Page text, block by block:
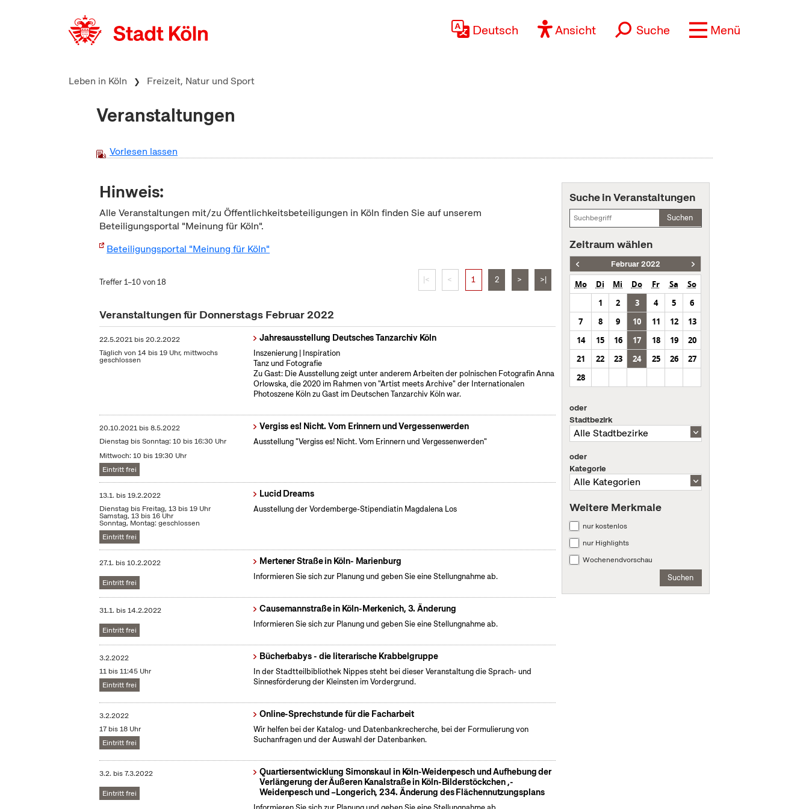
Deutsch Ansicht Suche Menü
Leben in Köln Freizeit, Natur und Sport
Veranstaltungen
Vorlesen lassen
Hinweis:
Alle Veranstaltungen mit/zu Öffentlichkeitsbeteiligungen in Köln finden Sie auf unserem
Beteiligungsportal "Meinung für Köln".
Beteiligungsportal "Meinung für Köln"
Treffer 1–10 von 18 |< < 1 2 > >|
Veranstaltungen für Donnerstags Februar 2022
22.5.2021 bis20.2.2022
Täglich von 14 bis 19 Uhr, mittwochs
geschlossen
Jahresausstellung Deutsches Tanzarchiv Köln
Inszenierung | Inspiration
Tanz und Fotografie
Zu Gast: Die Ausstellung zeigt unter anderem Arbeiten der polnischen Fotografin Anna
Orlowska, die 2020 im Rahmen von "Artist meets Archive" der Internationalen
Photoszene Köln zu Gast im Deutschen Tanzarchiv Köln war.
20.10.2021 bis8.5.2022
Dienstag bis Sonntag: 10 bis 16:30 Uhr
Mittwoch: 10 bis 19:30 Uhr
Eintritt frei
Vergiss es! Nicht. Vom Erinnern und Vergessenwerden
Ausstellung "Vergiss es! Nicht. Vom Erinnern und Vergessenwerden"
13.1. bis19.2.2022
Dienstag bis Freitag, 13 bis 19 Uhr
Samstag, 13 bis 16 Uhr
Sonntag, Montag: geschlossen
Eintritt frei
Lucid Dreams
Ausstellung der Vordemberge-Stipendiatin Magdalena Los
27.1. bis10.2.2022
Eintritt frei
Mertener Straße in Köln- Marienburg
Informieren Sie sich zur Planung und geben Sie eine Stellungnahme ab.
31.1. bis14.2.2022
Eintritt frei
Causemannstraße in Köln-Merkenich, 3. Änderung
Informieren Sie sich zur Planung und geben Sie eine Stellungnahme ab.
3.2.2022
11 bis 11:45 Uhr
Eintritt frei
Bücherbabys - die literarische Krabbelgruppe
In der Stadtteilbibliothek Nippes steht bei dieser Veranstaltung die Sprach- und
Sinnesförderung der Kleinsten im Vordergrund.
3.2.2022
17 bis 18 Uhr
Eintritt frei
Online-Sprechstunde für die Facharbeit
Wir helfen bei der Katalog- und Datenbankrecherche, bei der Formulierung von
Suchanfragen und der Auswahl der Datenbanken.
3.2. bis7.3.2022
Eintritt frei
Quartiersentwicklung Simonskaul in Köln-Weidenpesch und Aufhebung der
Verlängerung der Äußeren Kanalstraße in Köln-Bilderstöckchen ,-
Weidenpesch und –Longerich, 234. Änderung des Flächennutzungsplans
Suche in Veranstaltungen
Suchen
Zeitraum wählen
Februar 2022
Mo Di Mi Do Fr Sa
So
1
2 3 4 5
6
7
8 9 10 11 12
13
14
15 16 17 18 19
20
21
22 23 24 25 26
27
28
oder
Stadtbezirk
oder
Kategorie
Weitere Merkmale
nur kostenlos
nur Highlights
Wochenendvorschau
Suchen